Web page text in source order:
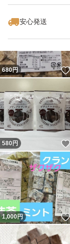
安心発送
680円
580円
1,000円